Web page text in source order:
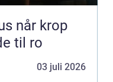
til ro
03 juli 2026